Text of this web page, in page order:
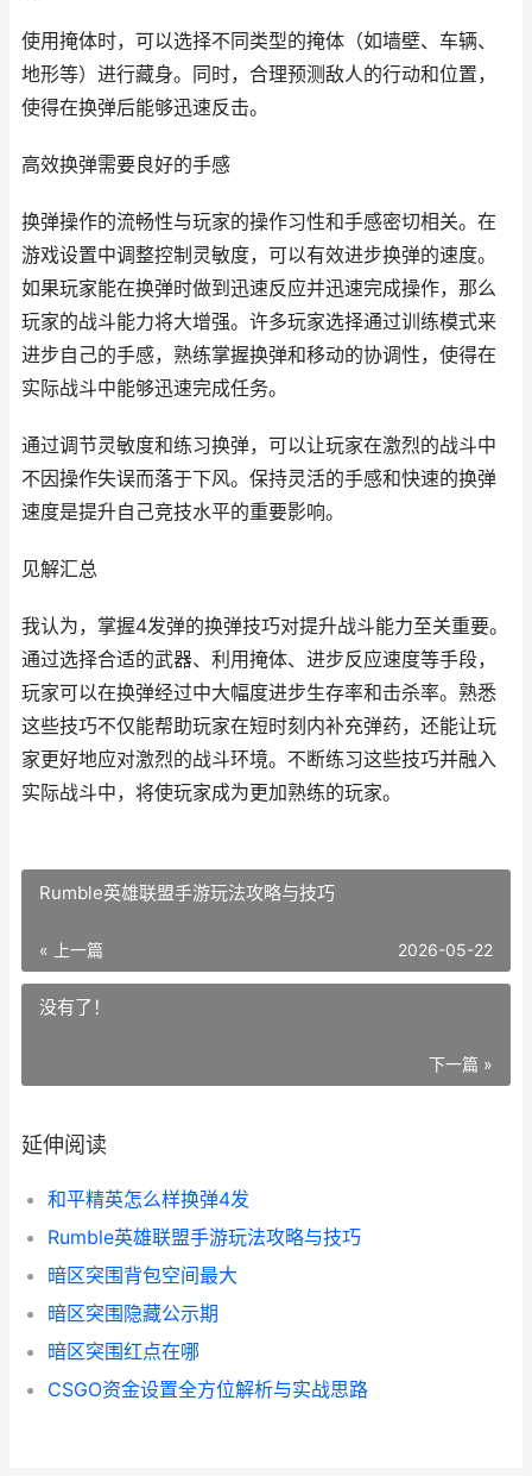
使用掩体时，可以选择不同类型的掩体（如墙壁、车辆、
地形等）进行藏身。同时，合理预测敌人的行动和位置，
使得在换弹后能够迅速反击。
高效换弹需要良好的手感
换弹操作的流畅性与玩家的操作习性和手感密切相关。在
游戏设置中调整控制灵敏度，可以有效进步换弹的速度。
如果玩家能在换弹时做到迅速反应并迅速完成操作，那么
玩家的战斗能力将大增强。许多玩家选择通过训练模式来
进步自己的手感，熟练掌握换弹和移动的协调性，使得在
实际战斗中能够迅速完成任务。
通过调节灵敏度和练习换弹，可以让玩家在激烈的战斗中
不因操作失误而落于下风。保持灵活的手感和快速的换弹
速度是提升自己竞技水平的重要影响。
见解汇总
我认为，掌握4发弹的换弹技巧对提升战斗能力至关重要。
通过选择合适的武器、利用掩体、进步反应速度等手段，
玩家可以在换弹经过中大幅度进步生存率和击杀率。熟悉
这些技巧不仅能帮助玩家在短时刻内补充弹药，还能让玩
家更好地应对激烈的战斗环境。不断练习这些技巧并融入
实际战斗中，将使玩家成为更加熟练的玩家。
Rumble英雄联盟手游玩法攻略与技巧
« 上一篇 2026-05-22
没有了！
下一篇 »
延伸阅读
和平精英怎么样换弹4发
Rumble英雄联盟手游玩法攻略与技巧
暗区突围背包空间最大
暗区突围隐藏公示期
暗区突围红点在哪
CSGO资金设置全方位解析与实战思路